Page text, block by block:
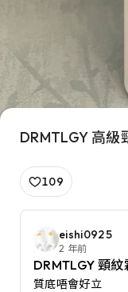
DRMTLGY 高級
109
eishi0925
2 年前
DRMTLGY 頸紋
質底唔會好立